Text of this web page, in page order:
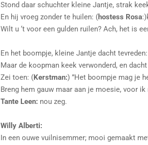
Stond daar schuchter kleine Jantje, strak
En hij vroeg zonder te huilen: (hostess Rosa
Wilt u ‘t voor een gulden ruilen? Ach, het is
En het boompje, kleine Jantje dacht
Maar de koopman keek verwonderd, en
Zei toen: (Kerstman:) ”Het boompje mag je
Breng hem gauw maar aan je moesie, voor ik
Tante Leen: nou zeg.
Willy Alberti:
In een ouwe vuilnisemmer; mooi gemaakt